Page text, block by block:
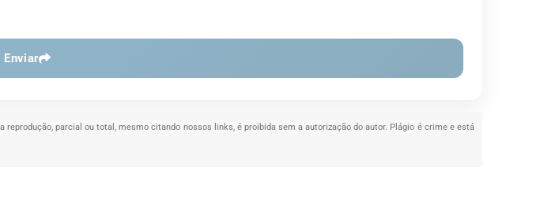
Enviar
reprodução, parcial ou total, mesmo citando nossos links, é proibida sem a autorização do autor. Plágio é crime e está